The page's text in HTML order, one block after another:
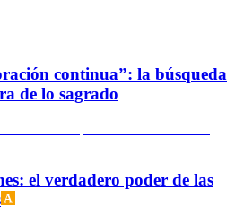
continua”: la búsqueda
de lo sagrado
el verdadero poder de las